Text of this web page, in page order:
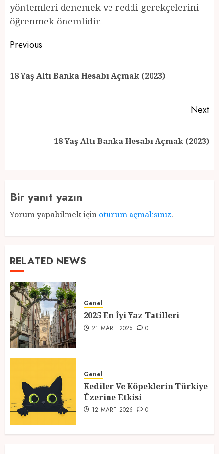
yöntemleri denemek ve reddi gerekçelerini
öğrenmek önemlidir.
Post
Previous
18 Yaş Altı Banka Hesabı Açmak (2023)
Next
18 Yaş Altı Banka Hesabı Açmak (2023)
Bir yanıt yazın
Yorum yapabilmek için oturum açmalısınız.
RELATED NEWS
Genel
2025 En İyi Yaz Tatilleri
21 MART 2025 0
Genel
Kediler Ve Köpeklerin Türkiye
Üzerine Etkisi
12 MART 2025 0